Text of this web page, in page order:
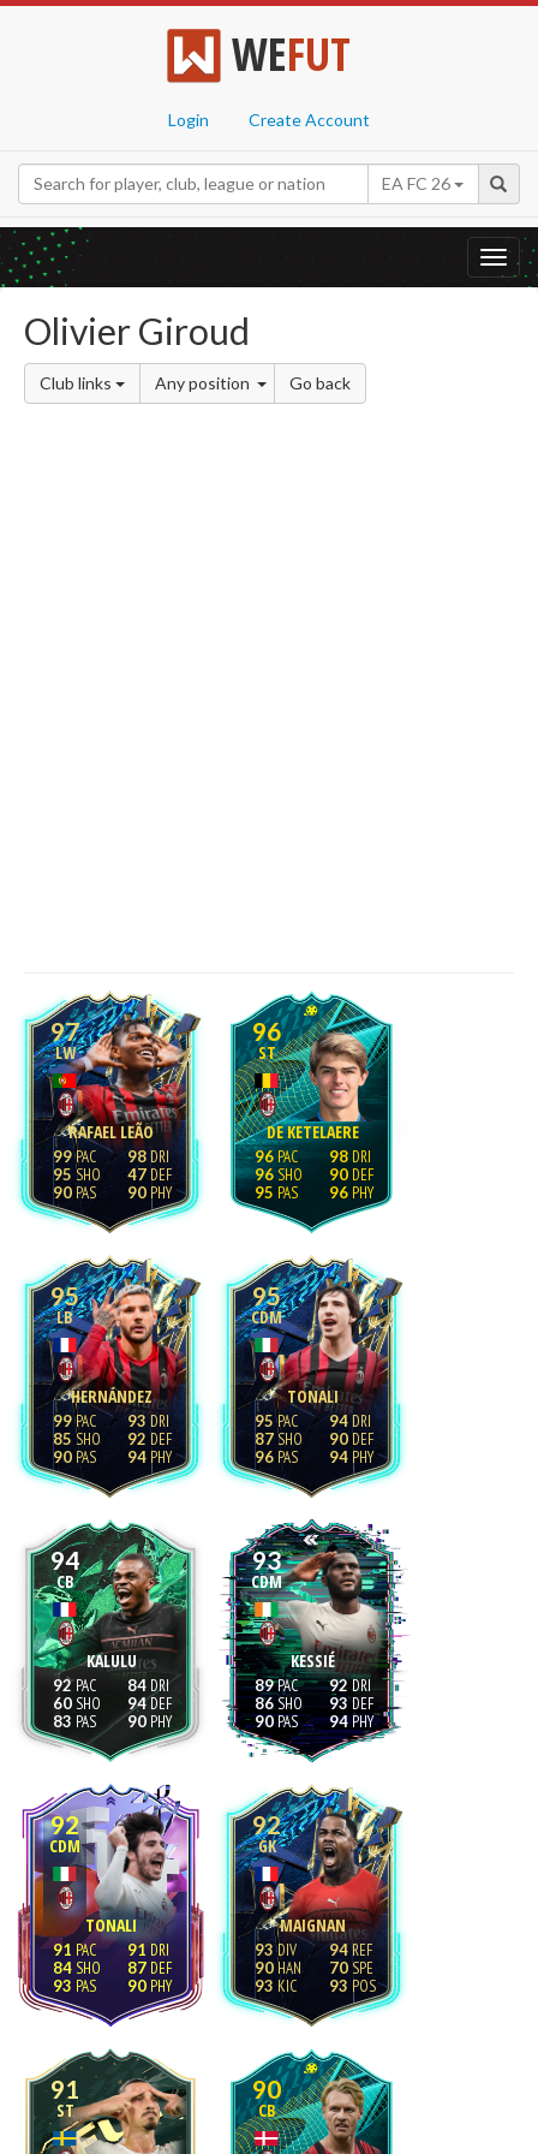
WEFUT
Login Create Account
EA FC 26
Olivier Giroud
Club links Any position Go back
97
LW
RAFAEL LEÃO
99
95
90
98
47
90
96
ST
DE KETELAERE
96
96
95
98
90
96
95
LB
HERNÁNDEZ
99
85
90
93
92
94
95
CDM
TONALI
95
87
96
94
90
94
94
CB
KALULU
92
60
83
84
94
90
93
CDM
KESSIÉ
89
86
90
92
93
94
92
CDM
TONALI
91
84
93
91
87
90
92
GK
MAIGNAN
93
90
93
94
70
93
91
ST
90
CB